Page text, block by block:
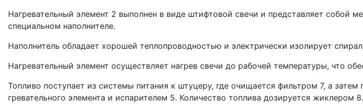
Нагревательный элемент 2 выполнен в виде штифтовой свечи и пред­ставляет собой
специальном наполнителе.
Наполнитель обладает хорошей теплопроводностью и электрически изолирует
Нагревательный элемент осуществляет нагрев свечи до рабочей температуры, что
Топливо поступает из системы питания к штуцеру, где очищается фильтром 7, а
гревательного элемента и испарителем 5. Количество топлива дозируется жикле­ром 8.